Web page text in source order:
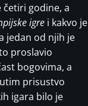
četiri godine, a
igre i kakvo je
jedan od njih je
proslavio
bogovima, a
prisustvo
igara bilo je